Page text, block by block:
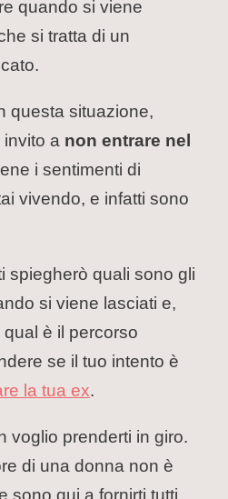
quando si viene
si tratta di un
questa situazione,
a non entrare nel
i sentimenti di
vivendo, e infatti sono
spiegherò quali sono gli
si viene lasciati e,
è il percorso
se il tuo intento è
la tua ex.
voglio prenderti in giro.
di una donna non è
sono qui a fornirti tutti